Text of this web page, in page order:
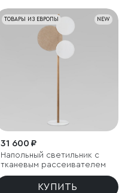
NEW
ТОВАРЫ ИЗ ЕВРОПЫ
31 600 ₽
Напольный светильник с
тканевым рассеивателем
КУПИТЬ